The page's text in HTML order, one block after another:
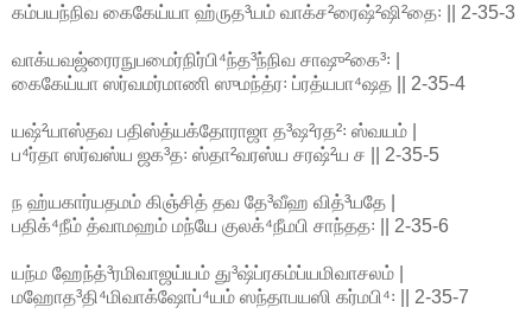
கம்பயந்நிவ கைகேய்யா ஹ்ருத³யம் வாக்ச²ரைஷ்²ஷி²தை꞉ || 2-35-3
வாக்யவஜ்ரைரநுபமைர்நிர்பி⁴ந்த³ந்நிவ சாஷு²கை³꞉ |
கைகேய்யா ஸர்வமர்மாணி ஸுமந்த்ர꞉ ப்ரத்யபா⁴ஷத || 2-35-4
யஷ்²யாஸ்தவ பதிஸ்த்யக்தோராஜா த³ஷ²ரத²꞉ ஸ்வயம் |
ப⁴ர்தா ஸர்வஸ்ய ஜக³த꞉ ஸ்தா²வரஸ்ய சரஷ்²ய ச || 2-35-5
ந ஹ்யகார்யதமம் கிஞ்சித் தவ தே³வீஹ வித்³யதே |
பதிக்⁴நீம் த்வாமஹம் மந்யே குலக்⁴நீமபி சாந்தத꞉ || 2-35-6
யந்ம ஹேந்த்³ரமிவாஜய்யம் து³ஷ்ப்ரகம்ப்யமிவாசலம் |
மஹோத³தி⁴மிவாக்ஷோப்⁴யம் ஸந்தாபயஸி கர்மபி⁴꞉ || 2-35-7